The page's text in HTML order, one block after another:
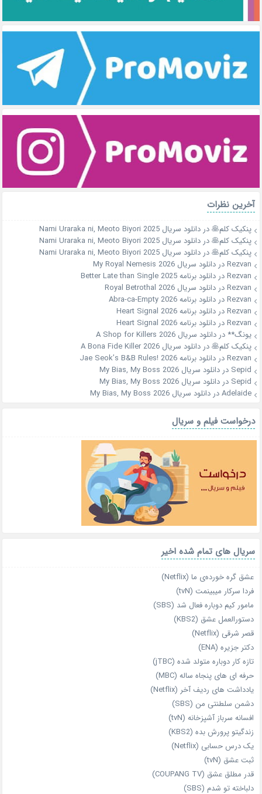
آخرین نظرات
پنکیک کلم🥞دردانلود سریال Nami Uraraka ni, Meoto Biyori 2025
پنکیک کلم🥞دردانلود سریال Nami Uraraka ni, Meoto Biyori 2025
پنکیک کلم🥞دردانلود سریال Nami Uraraka ni, Meoto Biyori 2025
Rezvanدردانلود سریال My Royal Nemesis 2026
Rezvanدردانلود برنامه Better Late than Single 2025
Rezvanدردانلود سریال Royal Betrothal 2026
Rezvanدردانلود برنامه Abra-ca-Empty 2026
Rezvanدردانلود برنامه Heart Signal 2026
Rezvanدردانلود برنامه Heart Signal 2026
یونگ** دردانلود سریال A Shop for Killers 2026
پنکیک کلم🥞دردانلود سریال A Bona Fide Killer 2026
Rezvanدردانلود برنامه Jae Seok’s B&B Rules! 2026
Sepid دردانلود سریال My Bias, My Boss 2026
Sepid دردانلود سریال My Bias, My Boss 2026
Adelaideدردانلود سریال My Bias, My Boss 2026
درخواست فیلم و سریال
سریال های تمام شده اخیر
عشق گره خورده‌ی ما (Netflix)
فردا سرکار میبینمت (tvN)
مامور کیم دوباره فعال شد (SBS)
دستورالعمل عشق (KBS2)
قصر شرقی (Netflix)
دکتر جزیره (ENA)
تازه‌ کار دوباره‌ متولد شده (jTBC)
حرفه‌ ای‌ های پنجاه‌ ساله (MBC)
یادداشت‌ های ردیف آخر (Netflix)
دشمن سلطنتی من (SBS)
افسانه سرباز آشپزخانه (tvN)
زندگیتو پرورش بده (KBS2)
یک درس حسابی (Netflix)
ثبت عشق (tvN)
قدر مطلق عشق (COUPANG TV)
دلباخته تو شدم (SBS)